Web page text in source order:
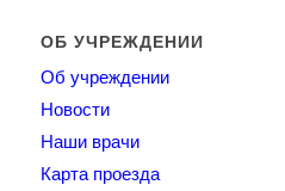
ОБ УЧРЕЖДЕНИИ
Об учреждении
Новости
Наши врачи
Карта проезда